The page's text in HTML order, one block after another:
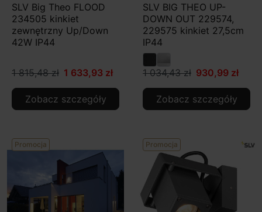
SLV Big Theo FLOOD
234505 kinkiet
zewnętrzny Up/Down
42W IP44
1 815,48 zł 1 633,93 zł
Zobacz szczegóły
SLV BIG THEO UP-
DOWN OUT 229574,
229575 kinkiet 27,5cm
IP44
1 034,43 zł 930,99 zł
Zobacz szczegóły
Promocja Promocja